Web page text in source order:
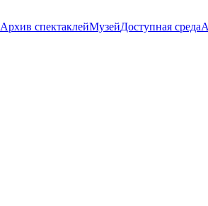
Архив спектаклейМузейДоступная среда